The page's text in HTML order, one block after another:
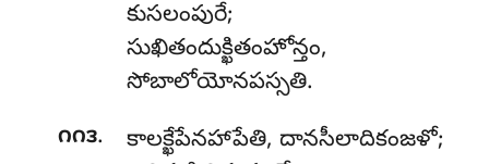
కుసలంపురే;
సుఖితందుక్ఖితంహోన్తం,
సోబాలోయోనపస్సతి.
౧౧౩.
కాలక్ఖేపేనహాపేతి, దానసీలాదికంజళో;